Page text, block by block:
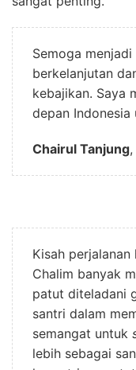
Semoga
berkelanjutan
kebajikan. Saya
depan Indonesia
Chairul Tanjung
Kisah
Chalim banyak
patut diteladani
santri dalam
semangat untuk
lebih sebagai